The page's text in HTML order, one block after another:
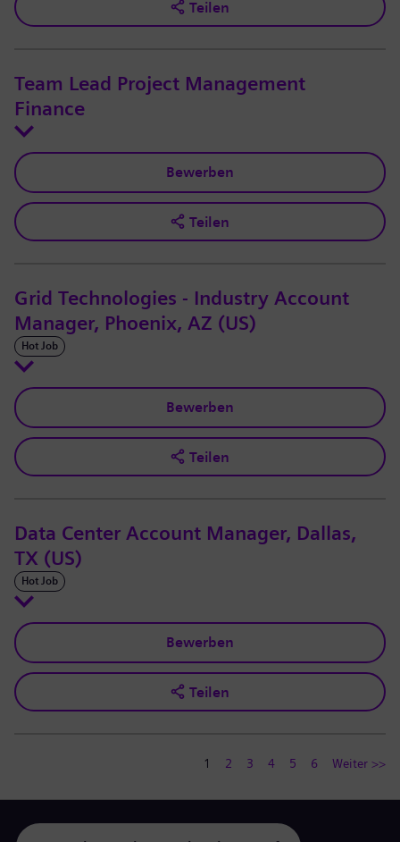
Teilen
Team Lead Project Management
Finance
Bewerben
Teilen
Grid Technologies - Industry Account
Manager, Phoenix, AZ (US)
Hot Job
Bewerben
Teilen
Data Center Account Manager, Dallas,
TX (US)
Hot Job
Bewerben
Teilen
1 2 3 4 5 6 Weiter >>